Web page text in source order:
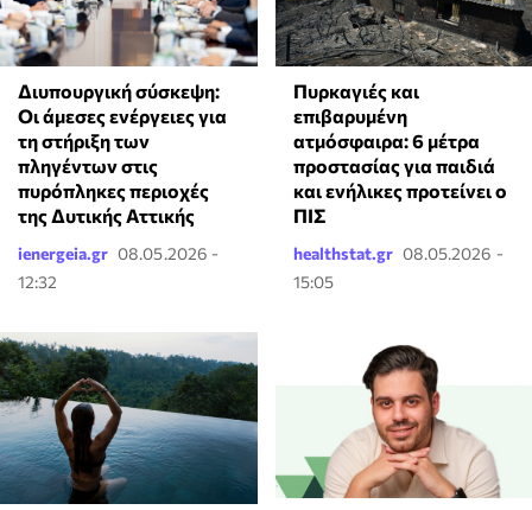
Διυπουργική σύσκεψη:
Οι άμεσες ενέργειες για
τη στήριξη των
πληγέντων στις
πυρόπληκες περιοχές
της Δυτικής Αττικής
ienergeia.gr 08.05.2026 -
12:32
Πυρκαγιές και
επιβαρυμένη
ατμόσφαιρα: 6 μέτρα
προστασίας για παιδιά
και ενήλικες προτείνει ο
ΠΙΣ
healthstat.gr 08.05.2026 -
15:05